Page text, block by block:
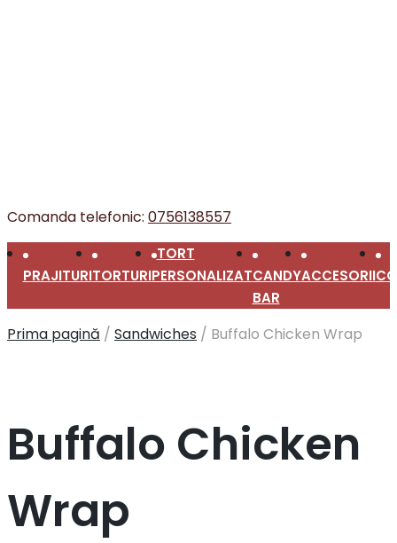
Comanda telefonic: 0756138557
PRAJITURITORTURI
TORT
PERSONALIZATCANDY
BAR
ACCESORII
Prima pagină / Sandwiches / Buffalo Chicken Wrap
Buffalo Chicken
Wrap